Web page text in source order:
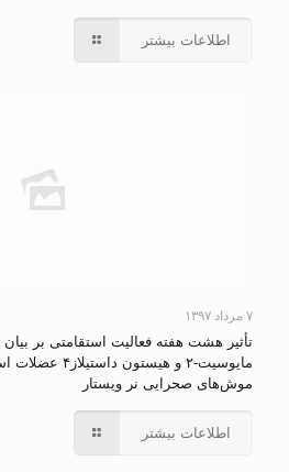
اطلاعات بیشتر
۷ مرداد ۱۳۹۷
تأثیر هشت هفته فعالیت استقامتی بر
مایوسیت-۲ و
موش‌های صحرایی نر ویستار
اطلاعات بیشتر